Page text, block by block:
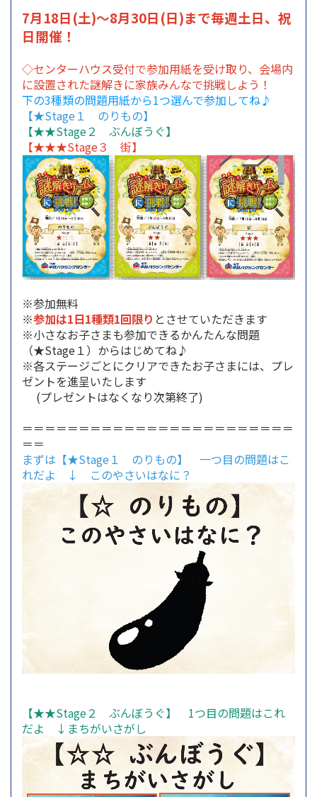
7月18日(土)～8月30日(日)まで毎週土日、祝
日開催！
◇センターハウス受付で参加用紙を受け取り、会場内
に設置された謎解きに家族みんなで挑戦しよう！
下の3種類の問題用紙から1つ選んで参加してね♪
【★Stage１ のりもの】
【★★Stage２ ぶんぼうぐ】
【★★★Stage３ 街】
※参加無料
※参加は1日1種類1回限り とさせていただきます
※小さなお子さまも参加できるかんたんな問題
（★Stage１）からはじめてね♪
※各ステージごとにクリアできたお子さまには、プレ
ゼントを進呈いたします
(プレゼントはなくなり次第終了)
＝＝＝＝＝＝＝＝＝＝＝＝＝＝＝＝＝＝＝＝＝＝＝＝
＝＝
まずは【★Stage１ のりもの】 一つ目の問題はこ
れだよ ↓ このやさいはなに？
【★★Stage２ ぶんぼうぐ】 1つ目の問題はこれ
だよ ↓まちがいさがし